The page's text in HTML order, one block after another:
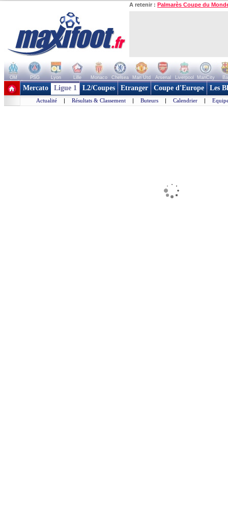
A retenir : Palmarès Coupe du
OM PSG Lyon Lille Monaco Chelsea Man Utd Arsenal Liverpool ManCity
+ de clubs
Mercato Ligue 1 L2/Coupes Etranger Coupe d'Europe Les
Actualité | Résultats & Classement | Buteurs | Calendrier |